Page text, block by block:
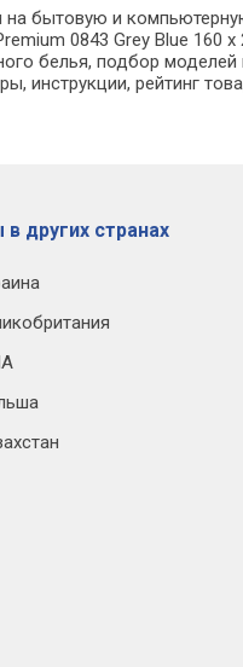
на бытовую и
0843 Grey Blue
белья, подбор
инструкции, рейтинг
других странах